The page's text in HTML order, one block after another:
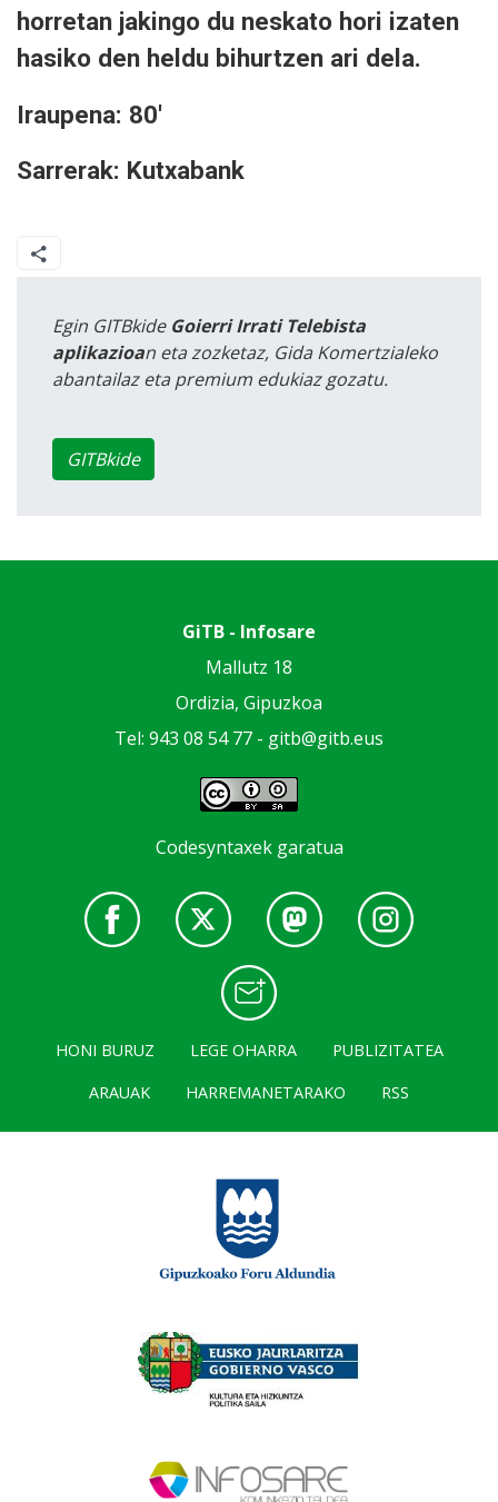
horretan jakingo du neskato hori izaten
hasiko den heldu bihurtzen ari dela.
Iraupena: 80'
Sarrerak: Kutxabank
Egin GITBkide Goierri Irrati Telebista
aplikazioan eta zozketaz, Gida Komertzialeko
abantailaz eta premium edukiaz gozatu.
GITBkide
GiTB - Infosare
Mallutz 18
Ordizia, Gipuzkoa
Tel: 943 08 54 77 - gitb@gitb.eus
Codesyntaxek garatua
HONI BURUZ LEGE OHARRA
PUBLIZITATEA
ARAUAK
HARREMANETARAKO RSS